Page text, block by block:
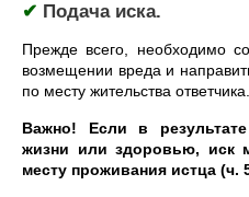
✔ Подача иска.
Прежде всего, необходимо
возмещении вреда и
по месту жительства ответчика.
Важно! Если в
жизни или здоровью, иск
месту проживания истца (ч.